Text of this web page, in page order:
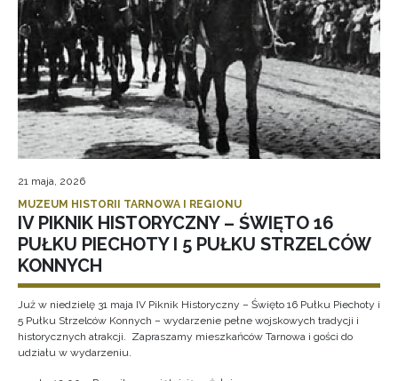
21 maja, 2026
MUZEUM HISTORII TARNOWA I REGIONU
IV PIKNIK HISTORYCZNY – ŚWIĘTO 16
PUŁKU PIECHOTY I 5 PUŁKU STRZELCÓW
KONNYCH
Już w niedzielę 31 maja IV Piknik Historyczny – Święto 16 Pułku Piechoty i
5 Pułku Strzelców Konnych – wydarzenie pełne wojskowych tradycji i
historycznych atrakcji. Zapraszamy mieszkańców Tarnowa i gości do
udziału w wydarzeniu.